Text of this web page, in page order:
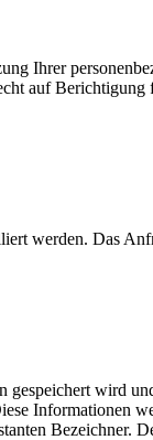
Ihrer
auf Berichtigung
werden. Das
wird
Informationen
Bezeichner.